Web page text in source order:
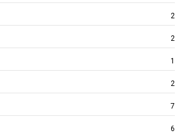
2
2
1
2
7
6